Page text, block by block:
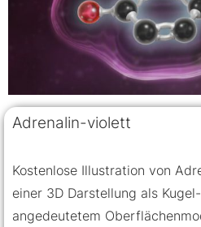
Adrenalin-violett
Kostenlose Illustration von
einer 3D Darstellung als
angedeutetem